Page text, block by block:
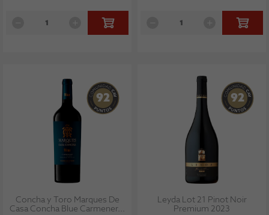
92
Concha y Toro Marques De
Casa Concha Blue Carmener...
92
Leyda Lot 21 Pinot Noir
Premium 2023